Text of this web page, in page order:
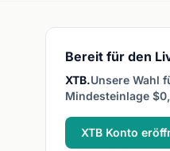
stimulieren. QE
Währung.
Bereit für den
XTB.Unsere Wahl
Mindesteinlage
XTB Konto